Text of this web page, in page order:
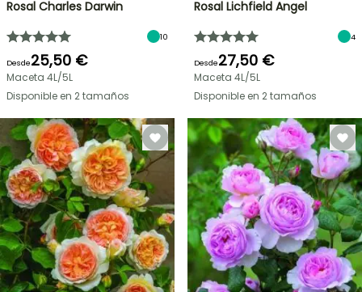
Rosal Charles Darwin
10
Desde25,50 €
Maceta 4L/5L
Disponible en 2 tamaños
Rosal Lichfield Angel
4
Desde27,50 €
Maceta 4L/5L
Disponible en 2 tamaños